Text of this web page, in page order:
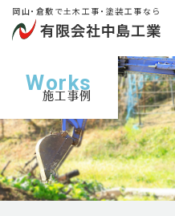
岡山・倉敷で土木工事・塗装工事なら
Works
施工事例